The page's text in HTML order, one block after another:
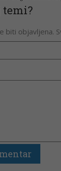
temi?
biti objavljena.